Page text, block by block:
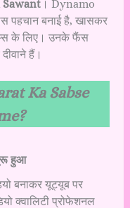
। Dynamo
पहचान बनाई है, खासकर
के लिए। उनके फैंस
हैं।
Ka Sabse
हुआ
बनाकर यूट्यूब पर
क्वालिटी प्रोफेशनल